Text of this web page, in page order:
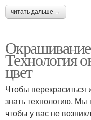
читать дальше →
Технология
цвет
Чтобы перекраситься
знать технологию.
чтобы у вас не